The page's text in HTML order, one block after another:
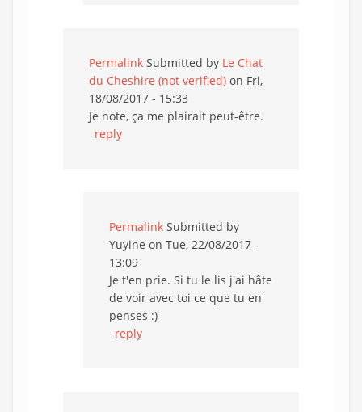
Permalink Submitted by Le Chat
du Cheshire (not verified) on Fri,
18/08/2017 - 15:33
Je note, ça me plairait peut-être.
reply
Permalink Submitted by
Yuyine on Tue, 22/08/2017 -
13:09
Je t'en prie. Si tu le lis j'ai hâte
de voir avec toi ce que tu en
penses :)
reply